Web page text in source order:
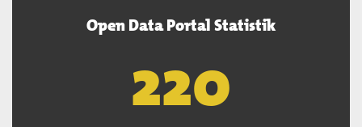
Open Data Portal Statistik
221